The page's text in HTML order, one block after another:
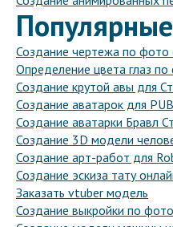
Создание чертежа по фото
Определение цвета глаз
Создание крутой авы для
Создание аватарок для
Создание аватарки Бравл
Создание 3D модели
Создание арт-работ для
Создание эскиза тату
Заказать vtuber модель
Создание выкройки по фото